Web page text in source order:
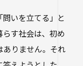
いを立てる」と
す社会は、初め
ありません。それ